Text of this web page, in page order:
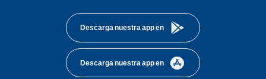
Descarga nuestra app en
Descarga nuestra app en